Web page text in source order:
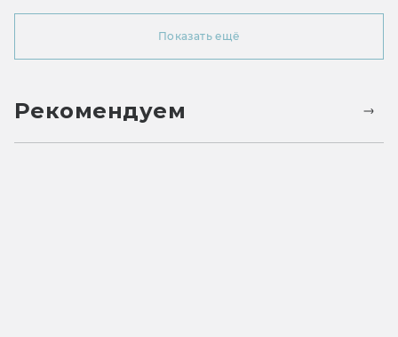
Показать ещё
Рекомендуем